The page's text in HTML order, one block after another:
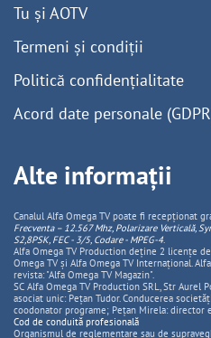
Tu și AOTV
Termeni și condiții
Politică confidențialitate
Acord date personale
Alte informații
Canalul Alfa Omega TV poate fi recepționat
Frecventa – 12.567 Mhz, PolarizareVerticală,
S2,8PSK, FEC - 3/5, Codare - MPEG-4.
Alfa Omega TV Production deține 2 licențe
Omega TV și Alfa Omega TV Internațional.
revista: "Alfa Omega TV Magazin".
SC Alfa Omega TV Production SRL, Str Aurel
asociat unic: Pețan Tudor. Conducerea
coodonator programe; Pețan Mirela: director
Cod de conduită profesională
Organismul de reglementare sau de